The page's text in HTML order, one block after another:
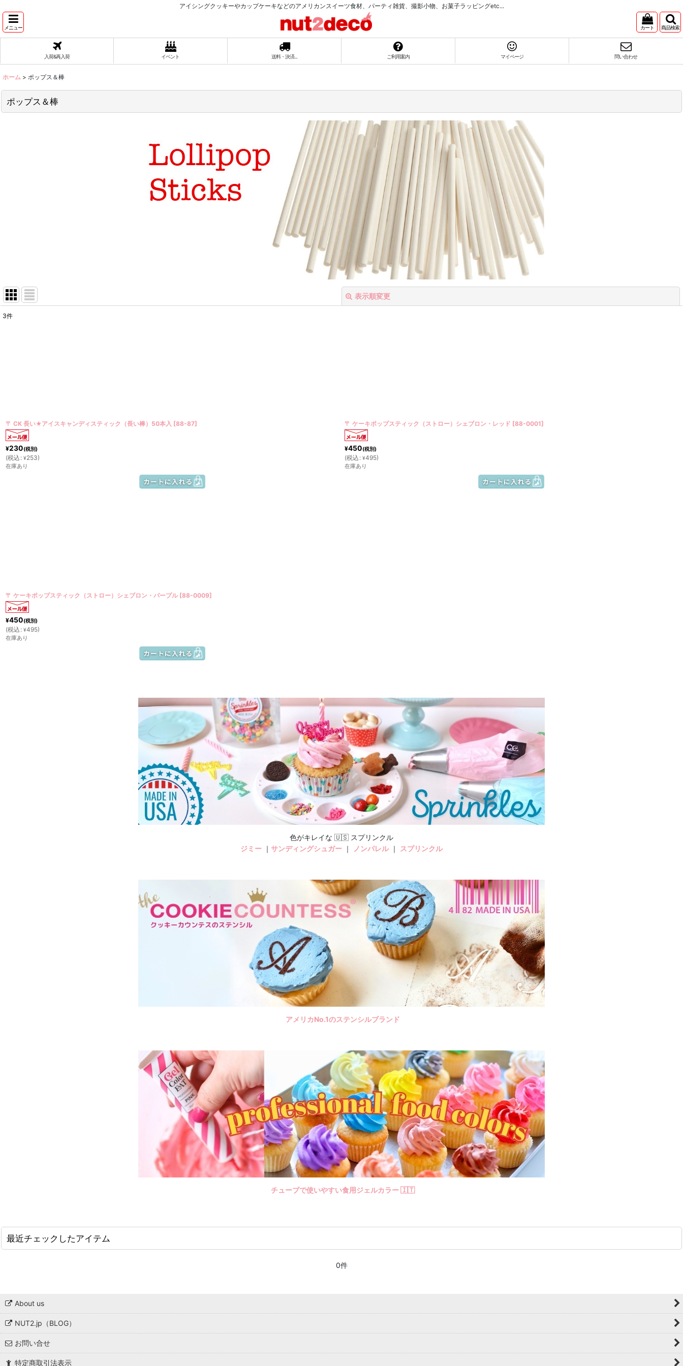
アイシングクッキーやカップケーキなどのアメリカンスイーツ食材、パーティ雑貨、撮影小物、お菓子ラッピングetc...
メニュー カート 商品検索
入荷&再入荷 イベント 送料・決済... ご利用案内 マイページ 問い合わせ
ホーム > ポップス＆棒
ポップス＆棒
表示順変更
3件
〒 CK 長い★アイスキャンディスティック（長い棒）50本入 [88-87]
¥230(税別)
(税込 : ¥253)
在庫あり
〒 ケーキポップスティック（ストロー）シェブロン・レッド [88-0001]
¥450(税別)
(税込 : ¥495)
在庫あり
〒 ケーキポップスティック（ストロー）シェブロン・パープル [88-0009]
¥450(税別)
(税込 : ¥495)
在庫あり
色がキレイな 🇺🇸 スプリンクル
ジミー ｜ サンディングシュガー ｜ ノンパレル｜ スプリンクル
アメリカNo.1のステンシルブランド
チューブで使いやすい食用ジェルカラー 🇮🇹
最近チェックしたアイテム
0件
About us
NUT2.jp（BLOG）
お問い合せ
特定商取引法表示